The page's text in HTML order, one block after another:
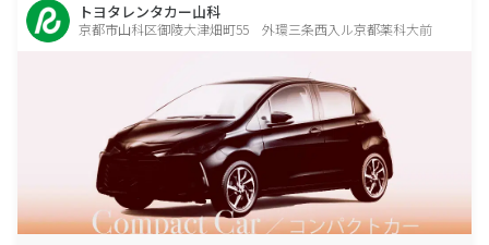
トヨタレンタカー山科
京都市山科区御陵大津畑町55 外環三条西入ル京都薬科大前